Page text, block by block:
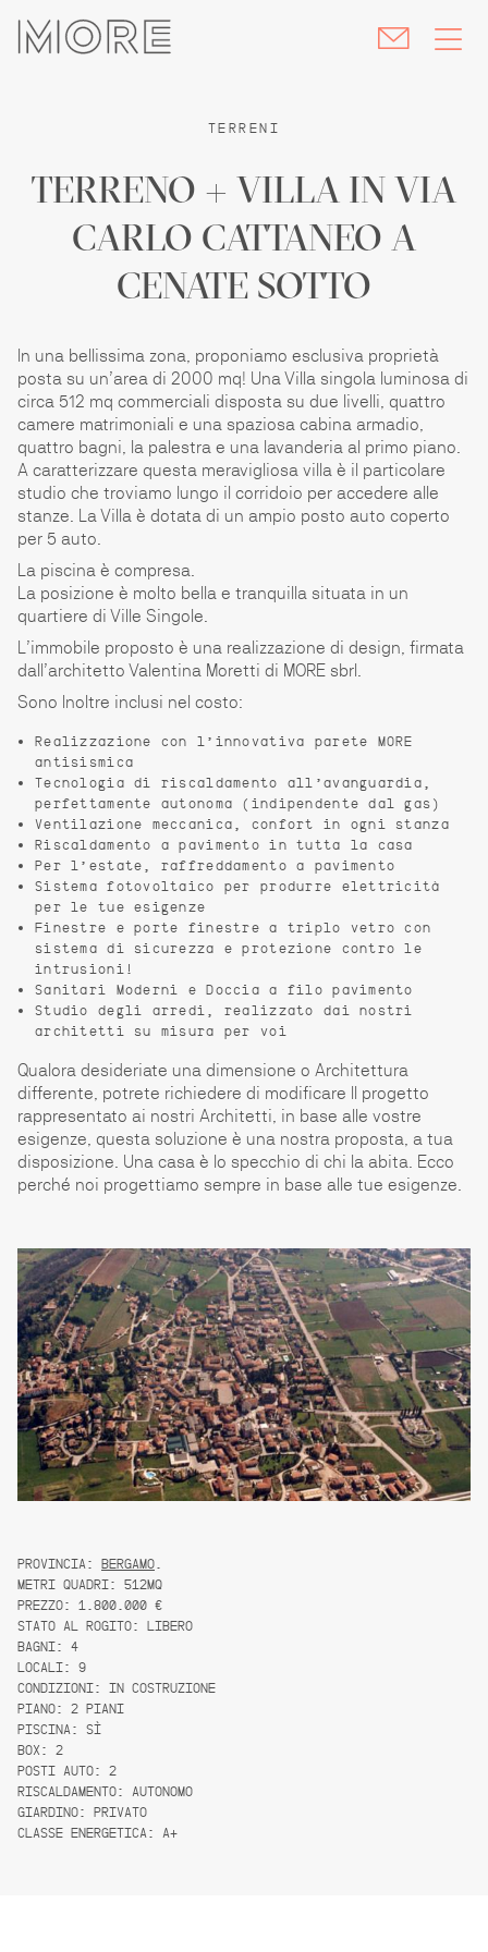
skip
navigation
TERRENI
TERRENO + VILLA IN VIA
CARLO CATTANEO A
CENATE SOTTO
In una bellissima zona, proponiamo esclusiva proprietà
posta su un’area di 2000 mq! Una Villa singola luminosa di
circa 512 mq commerciali disposta su due livelli, quattro
camere matrimoniali e una spaziosa cabina armadio,
quattro bagni, la palestra e una lavanderia al primo piano.
A caratterizzare questa meravigliosa villa è il particolare
studio che troviamo lungo il corridoio per accedere alle
stanze. La Villa è dotata di un ampio posto auto coperto
per 5 auto.
La piscina è compresa.
La posizione è molto bella e tranquilla situata in un
quartiere di Ville Singole.
L’immobile proposto è una realizzazione di design, firmata
dall’architetto Valentina Moretti di MORE sbrl.
Sono Inoltre inclusi nel costo:
Realizzazione con l’innovativa parete MORE
antisismica
Tecnologia di riscaldamento all’avanguardia,
perfettamente autonoma (indipendente dal gas)
Ventilazione meccanica, confort in ogni stanza
Riscaldamento a pavimento in tutta la casa
Per l’estate, raffreddamento a pavimento
Sistema fotovoltaico per produrre elettricità
per le tue esigenze
Finestre e porte finestre a triplo vetro con
sistema di sicurezza e protezione contro le
intrusioni!
Sanitari Moderni e Doccia a filo pavimento
Studio degli arredi, realizzato dai nostri
architetti su misura per voi
Qualora desideriate una dimensione o Architettura
differente, potrete richiedere di modificare Il progetto
rappresentato ai nostri Architetti, in base alle vostre
esigenze, questa soluzione è una nostra proposta, a tua
disposizione. Una casa è lo specchio di chi la abita. Ecco
perché noi progettiamo sempre in base alle tue esigenze.
PROVINCIA: BERGAMO.
METRI QUADRI: 512MQ
PREZZO: 1.800.000 €
STATO AL ROGITO: LIBERO
BAGNI: 4
LOCALI: 9
CONDIZIONI: IN COSTRUZIONE
PIANO: 2 PIANI
PISCINA: SÌ
BOX: 2
POSTI AUTO: 2
RISCALDAMENTO: AUTONOMO
GIARDINO: PRIVATO
CLASSE ENERGETICA: A+